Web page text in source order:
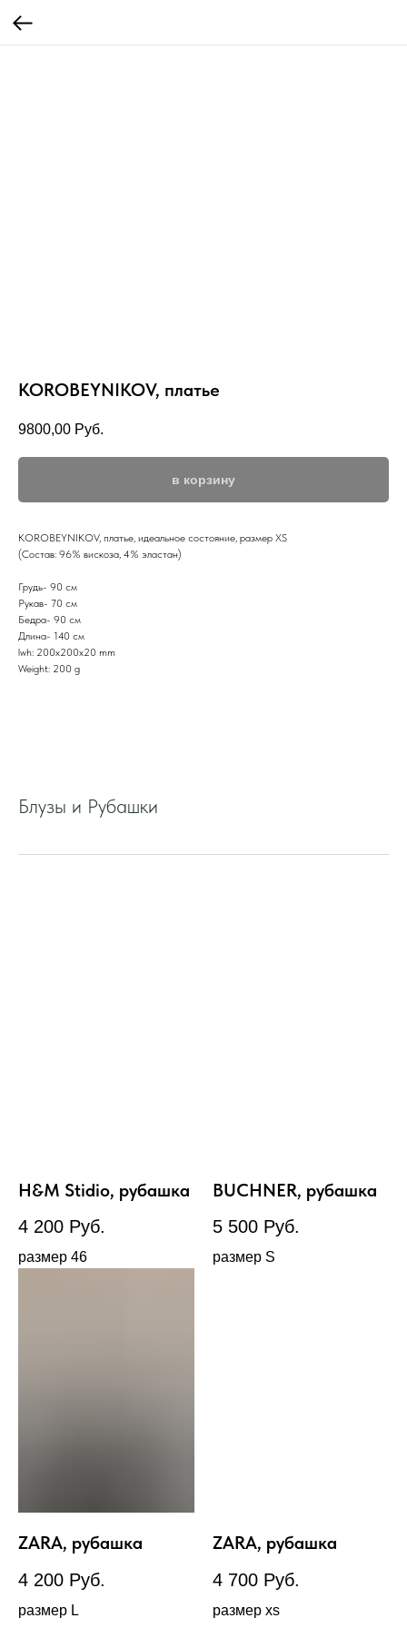
KOROBEYNIKOV, платье
9800,00 Руб.
в корзину
KOROBEYNIKOV, платье, идеальное состояние, размер XS
(Состав: 96% вискоза, 4% эластан)
Грудь- 90 см
Рукав- 70 см
Бедра- 90 см
Длина- 140 см
lwh: 200x200x20 mm
Weight: 200 g
Блузы и Рубашки
H&M Stidio, рубашка
4 200 Руб.
размер 46
BUCHNER, рубашка
5 500 Руб.
размер S
ZARA, рубашка
4 200 Руб.
размер L
ZARA, рубашка
4 700 Руб.
размер xs